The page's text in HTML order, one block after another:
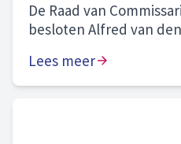
De Raad van
besloten Alfred van
Lees meer